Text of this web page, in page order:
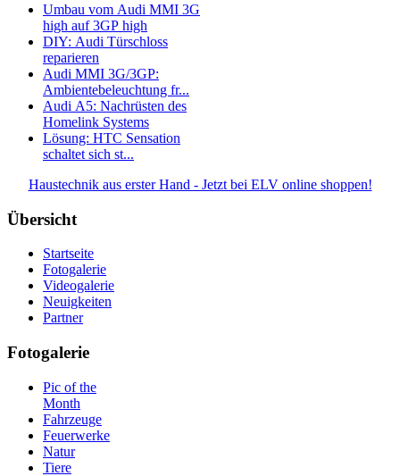
Umbau vom Audi MMI 3G
high auf 3GP high
DIY: Audi Türschloss
reparieren
Audi MMI 3G/3GP:
Ambientebeleuchtung fr...
Audi A5: Nachrüsten des
Homelink Systems
Lösung: HTC Sensation
schaltet sich st...
Haustechnik aus erster Hand - Jetzt bei ELV online shoppen!
Übersicht
Startseite
Fotogalerie
Videogalerie
Neuigkeiten
Partner
Fotogalerie
Pic of the
Month
Fahrzeuge
Feuerwerke
Natur
Tiere